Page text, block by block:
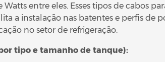
entre eles. Esses tipos de cabos
a instalação nas batentes e perfis de
no setor de refrigeração.
tipo e tamanho de tanque):